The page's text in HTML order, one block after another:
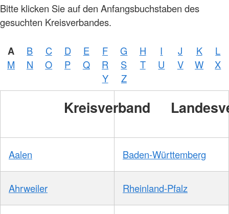
Bitte klicken Sie auf den Anfangsbuchstaben des
gesuchten Kreisverbandes.
A B C D E F G H I J K
L
M
N O P Q R S T U V W
X
Y
Z
Kreisverband
Aalen Baden-Württemberg
Ahrweiler Rheinland-Pfalz